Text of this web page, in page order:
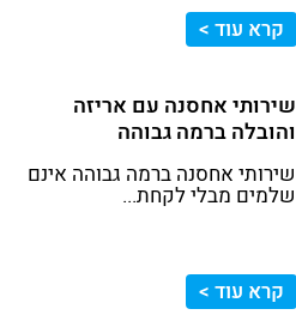
קרא עוד >
שירותי אחסנה עם אריזה
והובלה ברמה גבוהה
שירותי אחסנה ברמה גבוהה אינם
שלמים מבלי לקחת...
קרא עוד >